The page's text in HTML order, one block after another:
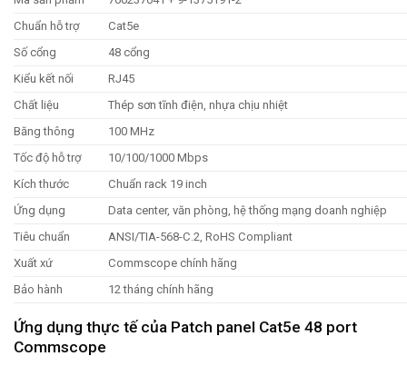
Chuẩn hỗ trợ
Cat5e
Số cổng
48 cổng
Kiểu kết nối
RJ45
Chất liệu
Thép sơn tĩnh điện, nhựa chịu nhiệt
Băng thông
100 MHz
Tốc độ hỗ trợ
10/100/1000 Mbps
Kích thước
Chuẩn rack 19 inch
Ứng dụng
Data center, văn phòng, hệ thống mạng doanh nghiệp
Tiêu chuẩn
ANSI/TIA-568-C.2, RoHS Compliant
Xuất xứ
Commscope chính hãng
Bảo hành
12 tháng chính hãng
Ứng dụng thực tế của Patch panel Cat5e 48 port
Commscope